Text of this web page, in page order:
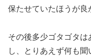
保たせていたほうが良
その後多少ゴタゴタ
し、とりあえず何も